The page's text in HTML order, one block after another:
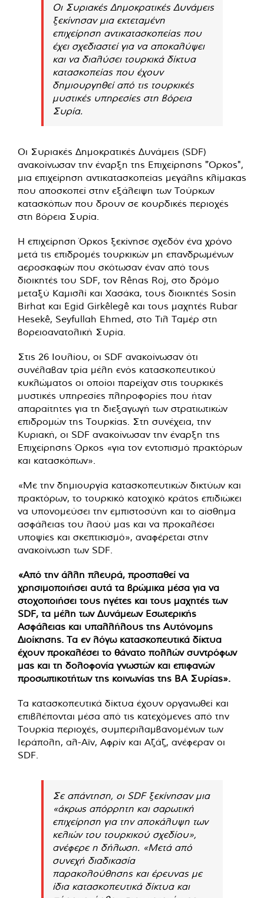
Οι Συριακές Δημοκρατικές Δυνάμεις
ξεκίνησαν μια εκτεταμένη
επιχείρηση αντικατασκοπείας που
έχει σχεδιαστεί για να αποκαλύψει
και να διαλύσει τουρκικά δίκτυα
κατασκοπείας που έχουν
δημιουργηθεί από τις τουρκικές
μυστικές υπηρεσίες στη βόρεια
Συρία.
Οι Συριακές Δημοκρατικές Δυνάμεις (SDF)
ανακοίνωσαν την έναρξη της Επιχείρησης "Όρκος",
μια επιχείρηση αντικατασκοπείας μεγάλης κλίμακας
που αποσκοπεί στην εξάλειψη των Τούρκων
κατασκόπων που δρουν σε κουρδικές περιοχές
στη βόρεια Συρία.
Η επιχείρηση Όρκος ξεκίνησε σχεδόν ένα χρόνο
μετά τις επιδρομές τουρκικών μη επανδρωμένων
αεροσκαφών που σκότωσαν έναν από τους
διοικητές του SDF, τον Rênas Roj, στο δρόμο
μεταξύ Καμισλί και Χασάκα, τους διοικητές Sosin
Birhat και Egid Girkêlegê και τους μαχητές Rubar
Hesekê, Seyfullah Ehmed, στο Τιλ Ταμέρ στη
βορειοανατολική Συρία.
Στις 26 Ιουλίου, οι SDF ανακοίνωσαν ότι
συνέλαβαν τρία μέλη ενός κατασκοπευτικού
κυκλώματος οι οποίοι παρείχαν στις τουρκικές
μυστικές υπηρεσίες πληροφορίες που ήταν
απαραίτητες για τη διεξαγωγή των στρατιωτικών
επιδρομών της Τουρκίας. Στη συνέχεια, την
Κυριακή, οι SDF ανακοίνωσαν την έναρξη της
Επιχείρησης Όρκος «για τον εντοπισμό πρακτόρων
και κατασκόπων».
«Με την δημιουργία κατασκοπευτικών δικτύων και
πρακτόρων, το τουρκικό κατοχικό κράτος επιδιώκει
να υπονομεύσει την εμπιστοσύνη και το αίσθημα
ασφάλειας του λαού μας και να προκαλέσει
υποψίες και σκεπτικισμό», αναφέρεται στην
ανακοίνωση των SDF.
«Από την άλλη πλευρά, προσπαθεί να
χρησιμοποιήσει αυτά τα βρώμικα μέσα για να
στοχοποιήσει τους ηγέτες και τους μαχητές των
SDF, τα μέλη των Δυνάμεων Εσωτερικής
Ασφάλειας και υπαλλήλους της Αυτόνομης
Διοίκησης. Τα εν λόγω κατασκοπευτικά δίκτυα
έχουν προκαλέσει το θάνατο πολλών συντρόφων
μας και τη δολοφονία γνωστών και επιφανών
προσωπικοτήτων της κοινωνίας της ΒΑ Συρίας».
Τα κατασκοπευτικά δίκτυα έχουν οργανωθεί και
επιβλέπονται μέσα από τις κατεχόμενες από την
Τουρκία περιοχές, συμπεριλαμβανομένων των
Ιεράπολη, αλ-Αϊν, Αφρίν και Αζάζ, ανέφεραν οι
SDF.
Σε απάντηση, οι SDF ξεκίνησαν μια
«άκρως απόρρητη και σαρωτική
επιχείρηση για την αποκάλυψη των
κελιών του τουρκικού σχεδίου»,
ανέφερε η δήλωση. «Μετά από
συνεχή διαδικασία
παρακολούθησης και έρευνας με
ίδια κατασκοπευτικά δίκτυα και